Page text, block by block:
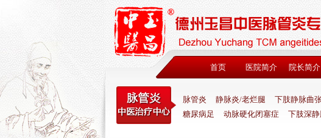
首页 医院简介 院长简介
脉管炎 静脉炎/老烂腿
下肢静脉曲
糖尿病足
动脉硬化闭塞症 下肢深